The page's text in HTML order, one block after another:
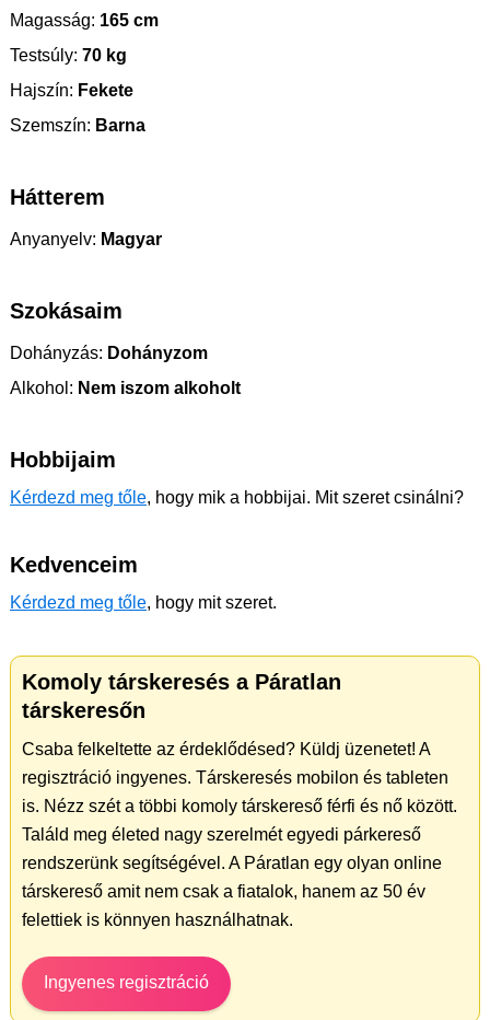
Magasság: 165 cm
Testsúly: 70 kg
Hajszín: Fekete
Szemszín: Barna
Hátterem
Anyanyelv: Magyar
Szokásaim
Dohányzás: Dohányzom
Alkohol: Nem iszom alkoholt
Hobbijaim
Kérdezd meg tőle, hogy mik a hobbijai. Mit szeret csinálni?
Kedvenceim
Kérdezd meg tőle, hogy mit szeret.
Komoly társkeresés a Páratlan
társkeresőn
Csaba felkeltette az érdeklődésed? Küldj üzenetet! A
regisztráció ingyenes. Társkeresés mobilon és tableten
is. Nézz szét a többi komoly társkereső férfi és nő között.
Találd meg életed nagy szerelmét egyedi párkereső
rendszerünk segítségével. A Páratlan egy olyan online
társkereső amit nem csak a fiatalok, hanem az 50 év
felettiek is könnyen használhatnak.
Ingyenes regisztráció